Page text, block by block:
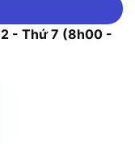
2 - Thứ 7 (8h00 -